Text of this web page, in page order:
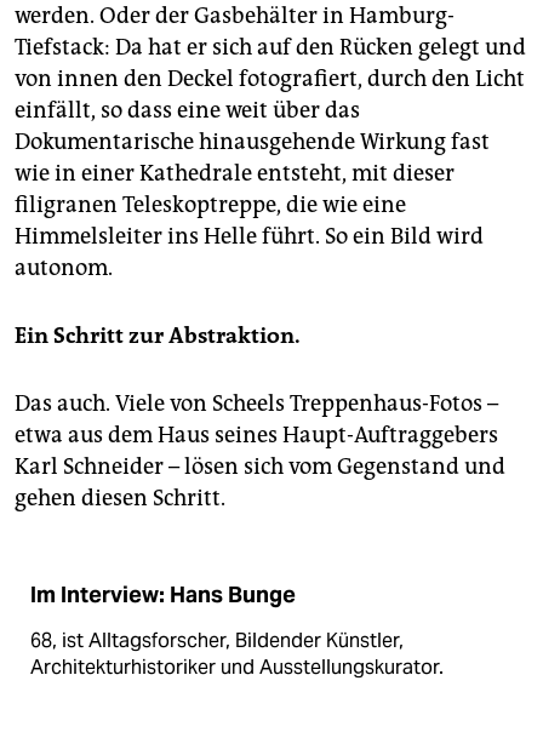
werden. Oder der Gasbehälter in Hamburg-
Tiefstack: Da hat er sich auf den Rücken gelegt und
von innen den Deckel fotografiert, durch den Licht
einfällt, so dass eine weit über das
Dokumentarische hinausgehende Wirkung fast
wie in einer Kathedrale entsteht, mit dieser
filigranen Teleskoptreppe, die wie eine
Himmelsleiter ins Helle führt. So ein Bild wird
autonom.
Ein Schritt zur Abstraktion.
Das auch. Viele von Scheels Treppenhaus-Fotos –
etwa aus dem Haus seines Haupt-Auftraggebers
Karl Schneider – lösen sich vom Gegenstand und
gehen diesen Schritt.
Im Interview: Hans Bunge
68, ist Alltagsforscher, Bildender Künstler,
Architekturhistoriker und Ausstellungskurator.